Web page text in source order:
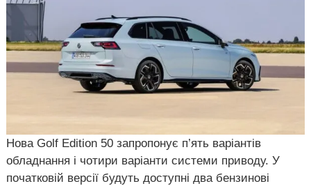
Нова Golf Edition 50 запропонує п’ять варіантів
обладнання і чотири варіанти системи приводу. У
початковій версії будуть доступні два бензинові